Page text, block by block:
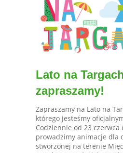
Lato na
zapraszamy!
Zapraszamy na Lato na
którego jesteśmy
Codziennie od 23 czerwca
prowadzimy animacje dla
stworzonej na terenie